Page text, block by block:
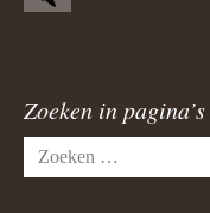
Zoeken in pagina’s
Zoeken
naar: